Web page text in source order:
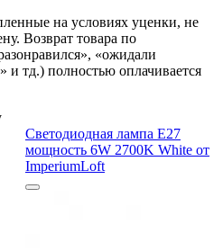
на условиях уценки, не
Возврат товара по
«ожидали
и тд.) полностью оплачивается
Светодиодная лампа E27
мощность 6W 2700K White от
ImperiumLoft